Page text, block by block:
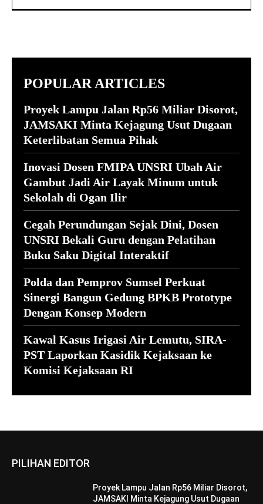
POPULAR ARTICLES
Proyek Lampu Jalan Rp56 Miliar Disorot,
JAMSAKI Minta Kejagung Usut Dugaan
Keterlibatan Semua Pihak
Inovasi Dosen FMIPA UNSRI Ubah Air
Gambut Jadi Air Layak Minum untuk
Sekolah di Ogan Ilir
Cegah Perundungan Sejak Dini, Dosen
UNSRI Bekali Guru dengan Pelatihan
Buku Saku Digital Interaktif
Polda dan Pemprov Sumsel Perkuat
Sinergi Bangun Gedung BPKB Prototype
Dengan Konsep Modern
Kawal Kasus Irigasi Air Lemutu, SIRA-
PST Laporkan Kasidik Kejaksaan ke
Komisi Kejaksaan RI
PILIHAN EDITOR
Proyek Lampu Jalan Rp56 Miliar Disorot,
JAMSAKI Minta Kejagung Usut Dugaan